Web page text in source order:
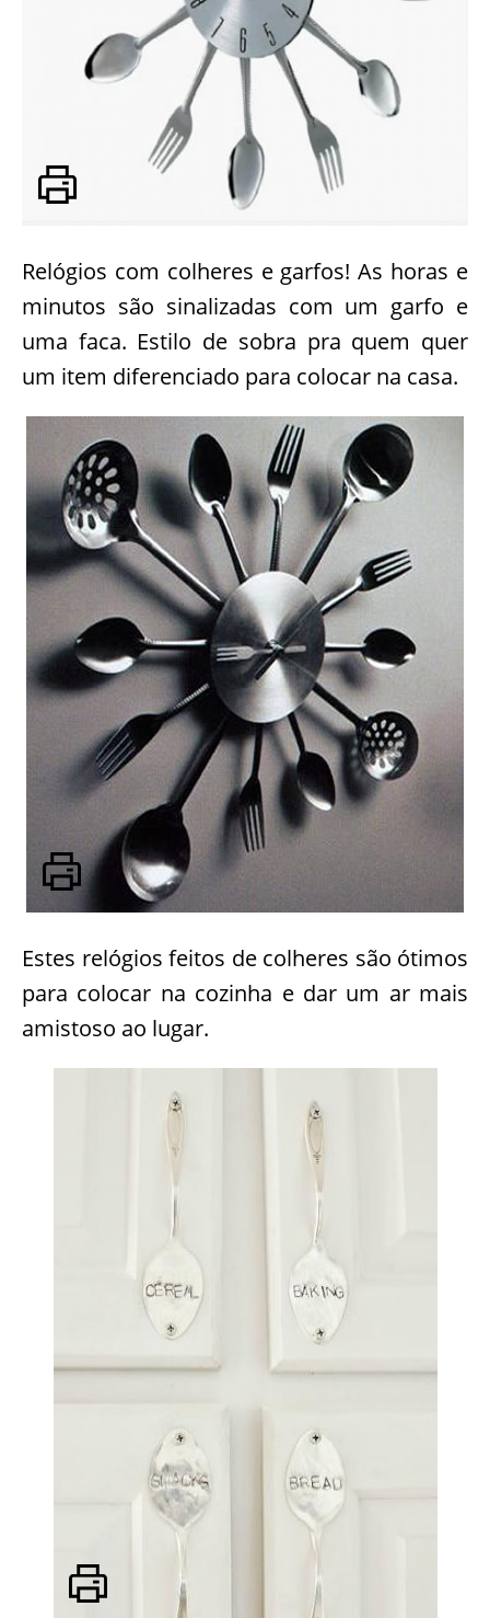
Relógios com colheres e garfos! As horas e
minutos são sinalizadas com um garfo e
uma faca. Estilo de sobra pra quem quer
um item diferenciado para colocar na casa.
Estes relógios feitos de colheres são ótimos
para colocar na cozinha e dar um ar mais
amistoso ao lugar.